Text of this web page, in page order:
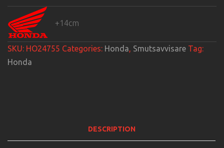
+14cm
SKU: HO24755 Categories: Honda, Smutsavvisare Tag:
Honda
DESCRIPTION